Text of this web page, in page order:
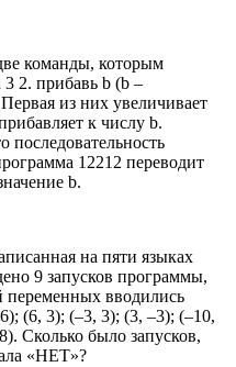
команды, которым
2. прибавь b (b –
из них увеличивает
к числу b.
последовательность
12212 переводит
b.
на пяти языках
9 запусков программы,
переменных вводились
(6, 3); (–3, 3); (3, –3); (–10,
Сколько было запусков,
«НЕТ»?